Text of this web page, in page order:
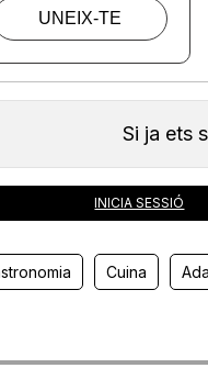
Si ja ets
INICIA SESSIÓ
Cuina